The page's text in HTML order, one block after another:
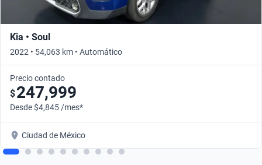
Kia • Soul
2022 • 54,063 km • Automático
Precio contado
$247,999
Desde $4,845 /mes*
Ciudad de México